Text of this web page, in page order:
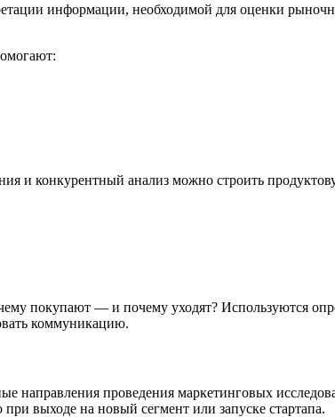
информации, необходимой для оценки
и конкурентный анализ можно строить
покупают — и почему уходят? Используются
коммуникацию.
направления проведения маркетинговых
выходе на новый сегмент или запуске стартапа.